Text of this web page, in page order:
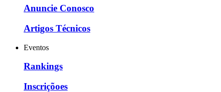
Anuncie Conosco
Artigos Técnicos
Eventos
Rankings
Inscriçõoes